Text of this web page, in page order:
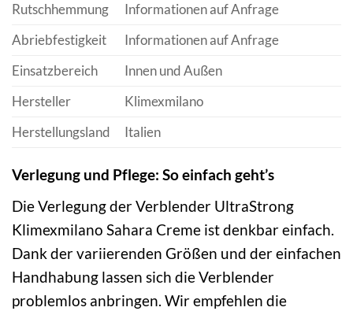
Rutschhemmung
Informationen auf Anfrage
Abriebfestigkeit
Informationen auf Anfrage
Einsatzbereich
Innen und Außen
Hersteller
Klimexmilano
Herstellungsland
Italien
Verlegung und Pflege: So einfach geht’s
Die Verlegung der Verblender UltraStrong
Klimexmilano Sahara Creme ist denkbar einfach.
Dank der variierenden Größen und der einfachen
Handhabung lassen sich die Verblender
problemlos anbringen. Wir empfehlen die